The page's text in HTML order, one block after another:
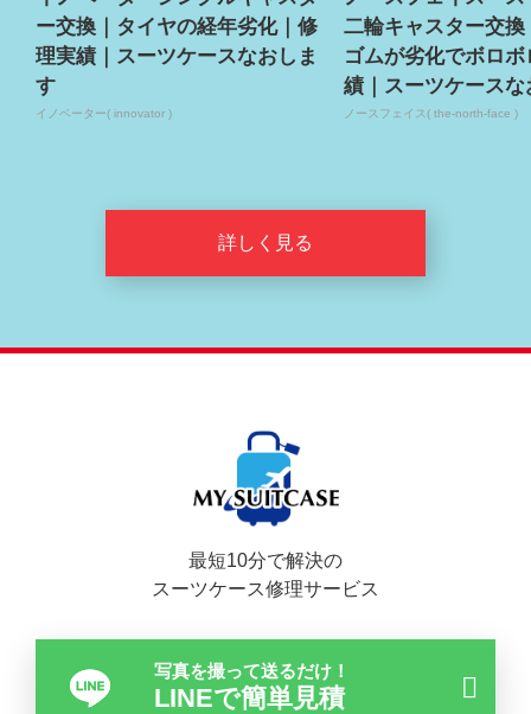
ー交換｜タイヤの経年劣化｜修
理実績｜スーツケースなおしま
す
イノベーター( innovator )
二輪キャスター交換
ゴムが劣化でボロ
績｜スーツケースな
ノースフェイス( the-north-face )
詳しく見る
最短10分で解決の
スーツケース修理サービス
写真を撮って送るだけ！
LINEで簡単見積